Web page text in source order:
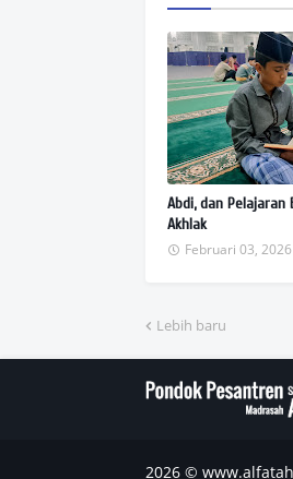
p
Abdi, dan
Akhlak
Februari 03, 2026
Lebih baru
2026 ©